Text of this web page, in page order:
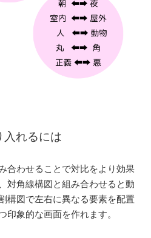
入れるには
合わせることで対比をより効果
対角線構図と組み合わせると動
構図で左右に異なる要素を配置
印象的な画面を作れます。